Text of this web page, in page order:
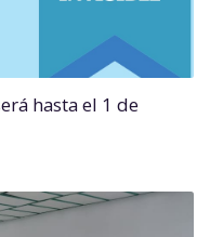
hasta el 1 de